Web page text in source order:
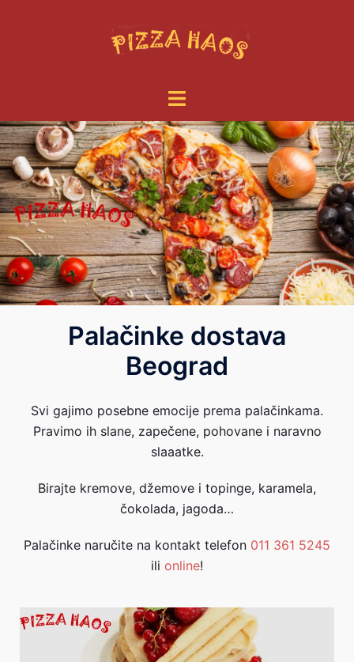
Palačinke dostava
Beograd
Svi gajimo posebne emocije prema palačinkama.
Pravimo ih slane, zapečene, pohovane i naravno
slaaatke.
Birajte kremove, džemove i topinge, karamela,
čokolada, jagoda…
Palačinke naručite na kontakt telefon 011 361 5245
ili online!